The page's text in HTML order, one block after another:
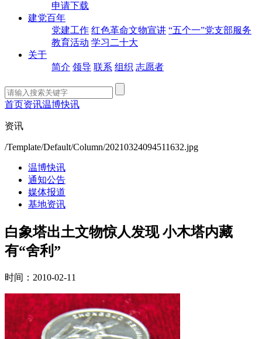
申请下载
建党百年
党建工作 红色革命文物宣讲 “五个一”党支部服务
教育活动 学习二十大
关于
简介 领导 联系 组织 志愿者
首页资讯温博快讯
资讯
/Template/Default/Column/20210324094511632.jpg
温博快讯
通知公告
媒体报道
基地资讯
白象塔出土文物惊人发现 小木塔内藏
有“舍利”
时间：2010-02-11